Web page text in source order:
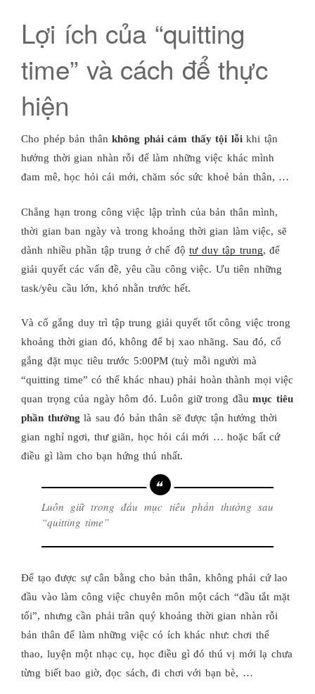
Lợi ích của “quitting
time” và cách để thực
hiện
Cho phép bản thân không phải cảm thấy tội lỗikhi tận
hưởng thời gian nhàn rỗi để làm những việc khác mình
đam mê, học hỏi cái mới, chăm sóc sức khoẻ bản thân, …
Chẳng hạn trong công việc lập trình của bản thân mình,
thời gian ban ngày và trong khoảng thời gian làm việc, sẽ
dành nhiều phần tập trung ở chế độ tư duy tập trung, để
giải quyết các vấn đề, yêu cầu công việc. Ưu tiên những
task/yêu cầu lớn, khó nhằn trước hết.
Và cố gắng duy trì tập trung giải quyết tốt công việc trong
khoảng thời gian đó, không để bị xao nhãng. Sau đó, cố
gắng đặt mục tiêu trước 5:00PM (tuỳ mỗi người mà
“quitting time” có thể khác nhau) phải hoàn thành mọi việc
quan trọng của ngày hôm đó. Luôn giữ trong đầu mục tiêu
phần thưởng là sau đó bản thân sẽ được tận hưởng thời
gian nghỉ ngơi, thư giãn, học hỏi cái mới … hoặc bất cứ
điều gì làm cho bạn hứng thú nhất.
Luôn giữ trong đầu mục tiêu phần thưởng sau
“quitting time”
Để tạo được sự cân bằng cho bản thân, không phải cứ lao
đầu vào làm công việc chuyên môn một cách “đầu tắt mặt
tối”, nhưng cần phải trân quý khoảng thời gian nhàn rỗi
bản thân để làm những việc có ích khác như: chơi thể
thao, luyện một nhạc cụ, học điều gì đó thú vị mới lạ chưa
từng biết bao giờ, đọc sách, đi chơi với bạn bè, …